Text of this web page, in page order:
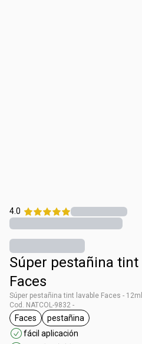
4.0
Súper pestañina tint
Faces
Súper pestañina tint lavable Faces - 12ml
Cod. NATCOL-9832 -
general.tag Faces
Faces
general.tag pestañina
pestañina
fácil aplicación